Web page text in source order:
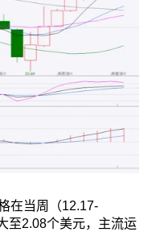
在当周（12.17-
至2.08个美元，主流运